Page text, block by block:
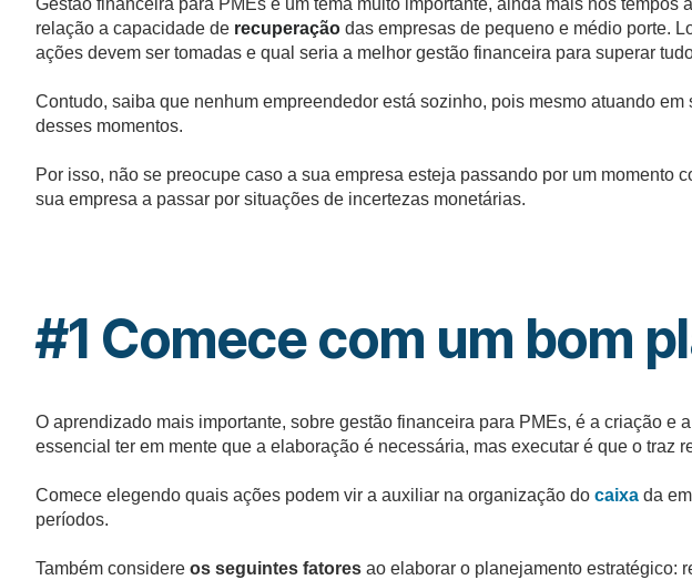
Gestão financeira para PMEs é um tema muito importante, ainda mais nos
relação a capacidade de recuperação das empresas de pequeno e médio porte.
ações devem ser tomadas e qual seria a melhor gestão financeira para superar
Contudo, saiba que nenhum empreendedor está sozinho, pois mesmo atuando
desses momentos.
Por isso, não se preocupe caso a sua empresa esteja passando por um momento
sua empresa a passar por situações de incertezas monetárias.
#1 Comece com um bom
O aprendizado mais importante, sobre gestão financeira para PMEs, é a criação e
essencial ter em mente que a elaboração é necessária, mas executar é que o traz
Comece elegendo quais ações podem vir a auxiliar na organização do caixa da
períodos.
Também considere os seguintes fatores ao elaborar o planejamento estratégico: